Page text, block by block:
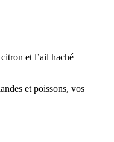
et l’ail haché
et poissons, vos